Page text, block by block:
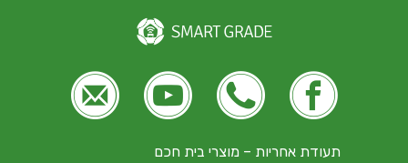

   
תעודת אחריות – מוצרי בית חכם